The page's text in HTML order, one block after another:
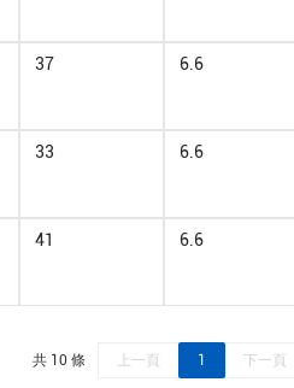
37 6.6
33 6.6
41 6.6
共 10 條 上一頁 1 下一頁